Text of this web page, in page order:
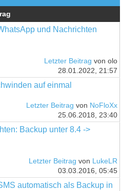
und Nachrichten
Letzter Beitrag von olo
28.01.2022, 21:57
auf einmal
Letzter Beitrag von NoFloXx
25.06.2018, 23:40
Backup unter 8.4 ->
Letzter Beitrag von LukeLR
03.03.2016, 05:45
automatisch als Backup in